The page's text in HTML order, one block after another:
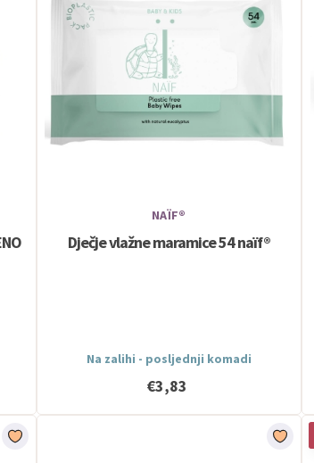
NAÏF®
Dječje vlažne maramice 54 naïf®
Na zalihi - posljednji komadi
€3,83